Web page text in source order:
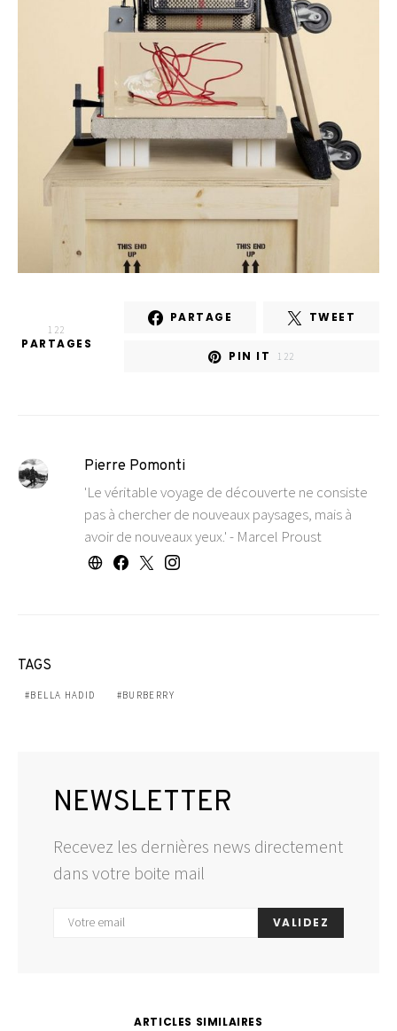
122
PARTAGES
PARTAGE TWEET
PIN IT 122
Pierre Pomonti
'Le véritable voyage de découverte ne consiste
pas à chercher de nouveaux paysages, mais à
avoir de nouveaux yeux.' - Marcel Proust
TAGS
BELLA HADID BURBERRY
NEWSLETTER
Recevez les dernières news directement
dans votre boite mail
VALIDEZ
ARTICLES SIMILAIRES